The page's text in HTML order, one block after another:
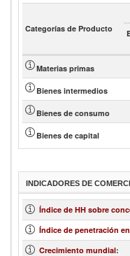
Categorías de Producto
Materias primas
Bienes intermedios
Bienes de consumo
Bienes de capital
INDICADORES DE
Índice de HH sobre
Índice de penetración
Crecimiento mundial: